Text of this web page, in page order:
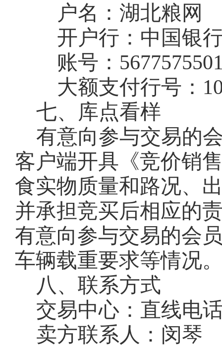
户名：湖北粮网
开户行：中国银
账号：
大额支付行号：
七、库点看样
有意向参与交易的
客户端开具《竞价销
食实物质量和路况、
并承担竞买后相应的
有意向参与交易的会
车辆载重要求等情况
八、联系方式
交易中心：直线电
卖方联系人：闵琴